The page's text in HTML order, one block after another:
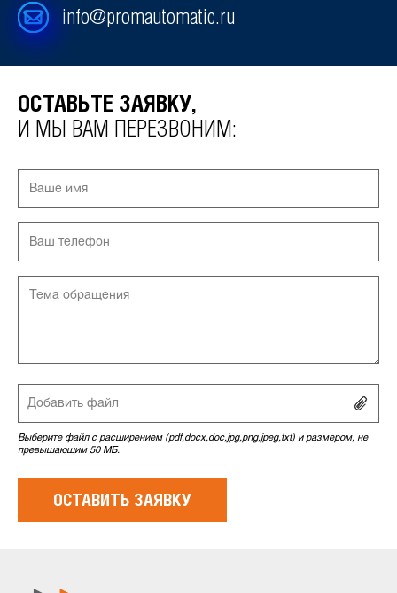
info@promautomatic.ru
ОСТАВЬТЕ ЗАЯВКУ,
И МЫ ВАМ ПЕРЕЗВОНИМ:
Добавить файл
Выберите файл с расширением (pdf,docx,doc,jpg,png,jpeg,txt) и размером, не
превышающим 50 МБ.